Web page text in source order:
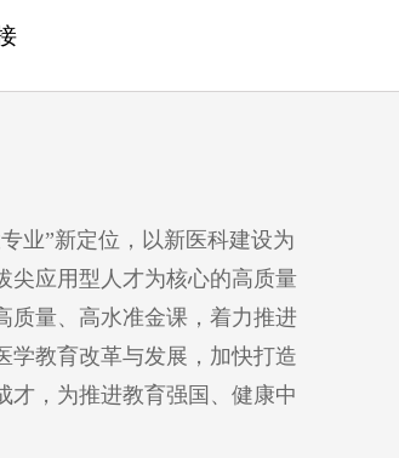
业”新定位，以新医科建设为
尖应用型人才为核心的高质量
质量、高水准金课，着力推进
学教育改革与发展，加快打造
才，为推进教育强国、健康中